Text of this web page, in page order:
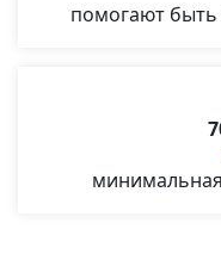
помогают